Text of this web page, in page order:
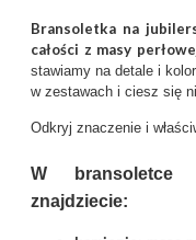
Bransoletka na
całości z masy
stawiamy na detale i
w zestawach i ciesz się
Odkryj znaczenie i
W bransoletce
znajdziecie: